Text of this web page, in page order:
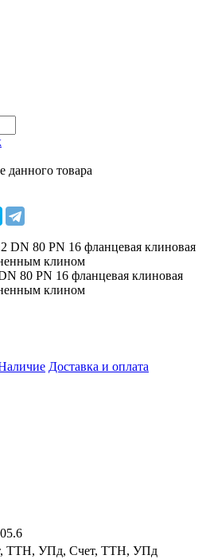
данного товара
80 PN 16 фланцевая клиновая
клином
Доставка и оплата
ТТН, УПд, Счет, ТТН, УПд